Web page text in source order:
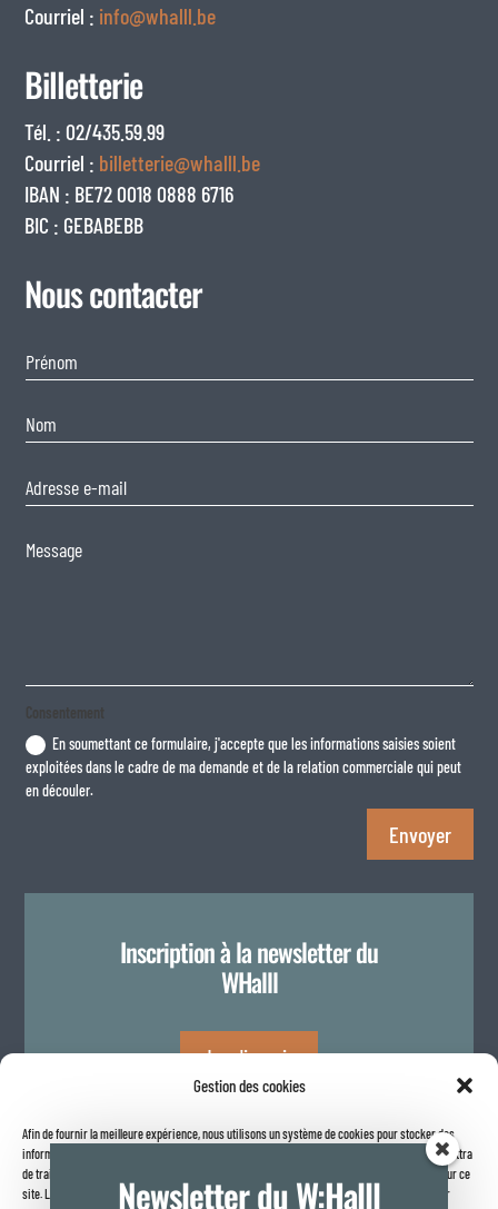
Gestion des cookies
Afin de fournir la meilleure expérience, nous utilisons un système de cookies pour stocker des
informations sur votre navigateur internet. Le fait de consentir à ces technologies nous permettra
de traiter des données telles que le comportement de navigation ou les identifiants uniques sur ce
site. Le fait de ne pas consentir ou de retirer son consentement peut avoir un effet négatif sur
Courriel : info@whalll.be
Billetterie
Tél. : 02/435.59.99
Courriel : billetterie@whalll.be
IBAN : BE72 0018 0888 6716
BIC : GEBABEBB
Nous contacter
Consentement
En soumettant ce formulaire, j'accepte que les informations saisies soient
exploitées dans le cadre de ma demande et de la relation commerciale qui peut
en découler.
Envoyer
Inscription à la newsletter du
WHalll
Je m'inscris
Newsletter du W:Halll